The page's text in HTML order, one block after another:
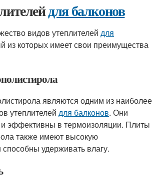
для балконов
видов утеплителей для
из которых имеет свои преимущества
являются одним из наиболее
утеплителей для балконов. Они
эффективны в термоизоляции. Плиты
также имеют высокую
удерживать влагу.